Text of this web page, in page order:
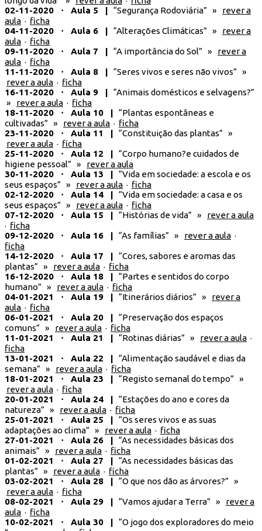
02-11-2020 ⋅ Aula 5 | “Segurança Rodoviária” » rever a
aula · ficha
04-11-2020 ⋅ Aula 6 | “Alterações Climáticas” » rever a
aula · ficha
09-11-2020 ⋅ Aula 7 | “A importância do Sol” » rever a
aula · ficha
11-11-2020 ⋅ Aula 8 | “Seres vivos e seres não vivos” »
rever a aula · ficha
16-11-2020 ⋅ Aula 9 | “Animais domésticos e selvagens?”
» rever a aula · ficha
18-11-2020 ⋅ Aula 10 | “Plantas espontâneas e
cultivadas” » rever a aula · ficha
23-11-2020 ⋅ Aula 11 | “Constituição das plantas” »
rever a aula · ficha
25-11-2020 ⋅ Aula 12 | “Corpo humano?e cuidados de
higiene pessoal” » rever a aula
30-11-2020 ⋅ Aula 13 | “Vida em sociedade: a escola e os
seus espaços” » rever a aula · ficha
02-12-2020 ⋅ Aula 14 | “Vida em sociedade: a casa e os
seus espaços” » rever a aula · ficha
07-12-2020 ⋅ Aula 15 | “Histórias de vida” » rever a aula
· ficha
09-12-2020 ⋅ Aula 16 | “As famílias” » rever a aula ·
ficha
14-12-2020 ⋅ Aula 17 | “Cores, sabores e aromas das
plantas” » rever a aula · ficha
16-12-2020 ⋅ Aula 18 | “Partes e sentidos do corpo
humano” » rever a aula · ficha
04-01-2021 ⋅ Aula 19 | “Itinerários diários” » rever a
aula · ficha
06-01-2021 ⋅ Aula 20 | “Preservação dos espaços
comuns” » rever a aula · ficha
11-01-2021 ⋅ Aula 21 | “Rotinas diárias” » rever a aula ·
ficha
13-01-2021 ⋅ Aula 22 | “Alimentação saudável e dias da
semana” » rever a aula · ficha
18-01-2021 ⋅ Aula 23 | “Registo semanal do tempo” »
rever a aula · ficha
20-01-2021 ⋅ Aula 24 | “Estações do ano e cores da
natureza” » rever a aula · ficha
25-01-2021 ⋅ Aula 25 | “Os seres vivos e as suas
adaptações ao clima” » rever a aula · ficha
27-01-2021 ⋅ Aula 26 | “As necessidades básicas dos
animais” » rever a aula · ficha
01-02-2021 ⋅ Aula 27 | “As necessidades básicas das
plantas​” » rever a aula · ficha
03-02-2021 ⋅ Aula 28 | “O que nos dão as árvores?​” »
rever a aula · ficha
08-02-2021 ⋅ Aula 29 | “Vamos ajudar a Terra​” » rever a
aula · ficha
10-02-2021 ⋅ Aula 30 | “O jogo dos exploradores do meio​